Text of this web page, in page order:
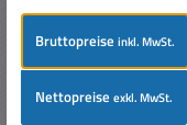
Bruttopreiseinkl. MwSt.
Nettopreiseexkl. MwSt.